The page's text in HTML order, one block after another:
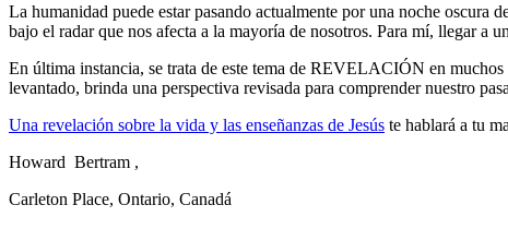
La humanidad puede estar pasando actualmente por una noche oscura
bajo el radar que nos afecta a la mayoría de nosotros. Para mí, llegar a
En última instancia, se trata de este tema de REVELACIÓN en
levantado, brinda una perspectiva revisada para comprender nuestro
Una revelación sobre la vida y las enseñanzas de Jesús te hablará a tu
Howard Bertram ,
Carleton Place, Ontario, Canadá